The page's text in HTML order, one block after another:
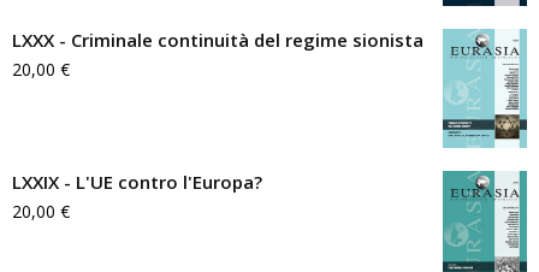
LXXX - Criminale continuità del regime sionista
20,00 €
LXXIX - L'UE contro l'Europa?
20,00 €